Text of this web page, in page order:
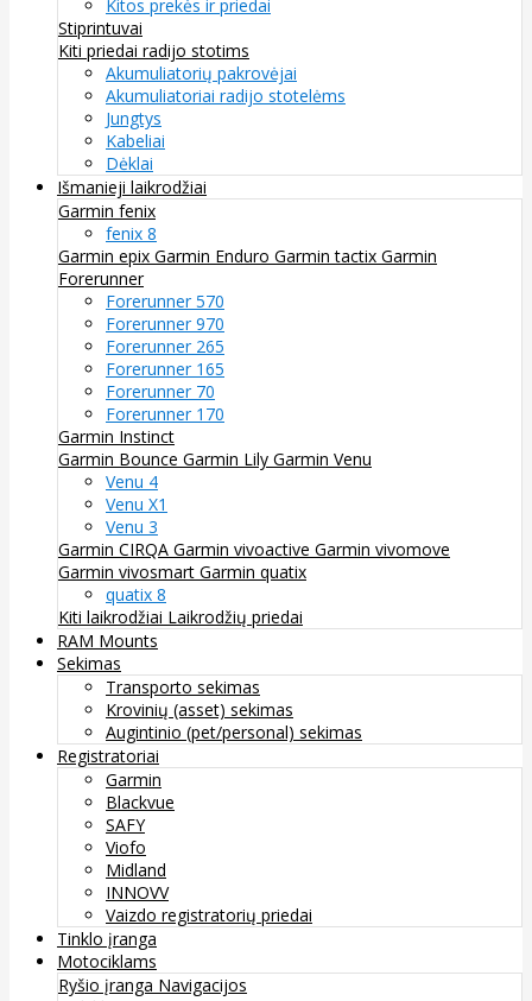
Kitos prekės ir priedai
Stiprintuvai
Kiti priedai radijo stotims
Akumuliatorių pakrovėjai
Akumuliatoriai radijo stotelėms
Jungtys
Kabeliai
Dėklai
Išmanieji laikrodžiai
Garmin fenix
fenix 8
Garmin epix Garmin Enduro Garmin tactix Garmin
Forerunner
Forerunner 570
Forerunner 970
Forerunner 265
Forerunner 165
Forerunner 70
Forerunner 170
Garmin Instinct
Garmin Bounce Garmin Lily Garmin Venu
Venu 4
Venu X1
Venu 3
Garmin CIRQA Garmin vivoactive Garmin vivomove
Garmin vivosmart Garmin quatix
quatix 8
Kiti laikrodžiai Laikrodžių priedai
RAM Mounts
Sekimas
Transporto sekimas
Krovinių (asset) sekimas
Augintinio (pet/personal) sekimas
Registratoriai
Garmin
Blackvue
SAFY
Viofo
Midland
INNOVV
Vaizdo registratorių priedai
Tinklo įranga
Motociklams
Ryšio įranga Navigacijos